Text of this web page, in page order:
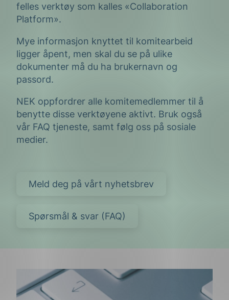
felles verktøy som kalles «Collaboration
Platform».
Mye informasjon knyttet til komitearbeid
ligger åpent, men skal du se på ulike
dokumenter må du ha brukernavn og
passord.
NEK oppfordrer alle komitemedlemmer til å
benytte disse verktøyene aktivt. Bruk også
vår FAQ tjeneste, samt følg oss på sosiale
medier.
Meld deg på vårt nyhetsbrev
Spørsmål & svar (FAQ)